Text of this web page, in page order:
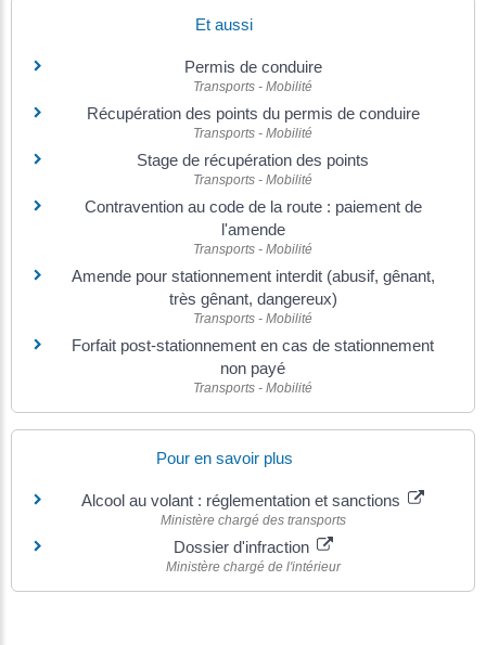
Et aussi
Permis de conduire
Transports - Mobilité
Récupération des points du permis de conduire
Transports - Mobilité
Stage de récupération des points
Transports - Mobilité
Contravention au code de la route : paiement de
l'amende
Transports - Mobilité
Amende pour stationnement interdit (abusif, gênant,
très gênant, dangereux)
Transports - Mobilité
Forfait post-stationnement en cas de stationnement
non payé
Transports - Mobilité
Pour en savoir plus
Alcool au volant : réglementation et sanctions
Ministère chargé des transports
Dossier d'infraction
Ministère chargé de l'intérieur